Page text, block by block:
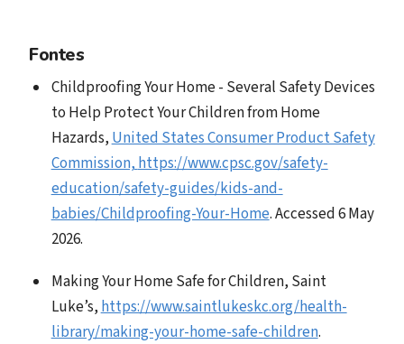
Fontes
Childproofing Your Home - Several Safety Devices
to Help Protect Your Children from Home
Hazards,United States Consumer Product Safety
Commission,https://www.cpsc.gov/safety-
education/safety-guides/kids-and-
babies/Childproofing-Your-Home. Accessed 6 May
2026.
Making Your Home Safe for Children, Saint
Luke’s, https://www.saintlukeskc.org/health-
library/making-your-home-safe-children.